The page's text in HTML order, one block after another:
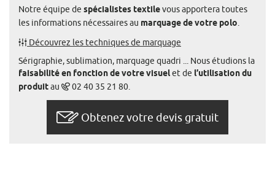
Notre équipe de spécialistes textilevous apportera toutes
les informations nécessaires au marquage de votre polo.
Découvrez les techniques de marquage
Sérigraphie, sublimation, marquage quadri ... Nous étudions la
faisabilité en fonction de votre visuelet de l’utilisation du
produitau 02 40 35 21 80.
Obtenez votre devis gratuit